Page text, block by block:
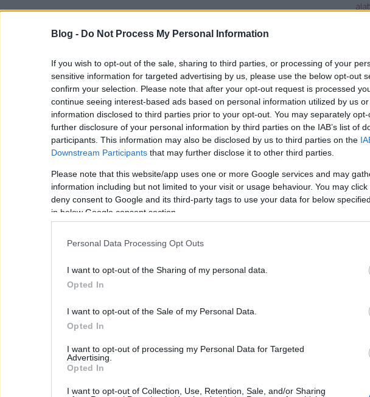
Blog - Do Not Process My Personal Information
If you wish to opt-out of the sale, sharing to third parties, or processing of your
sensitive information for targeted advertising by us, please use the below opt-out
confirm your selection. Please note that after your opt-out request is processed
continue seeing interest-based ads based on personal information utilized by us
information disclosed to third parties prior to your opt-out. You may separately
further disclosure of your personal information by third parties on the IAB’s list of
participants. This information may also be disclosed by us to third parties on the
Downstream Participants that may further disclose it to other third parties.
Please note that this website/app uses one or more Google services and may
information including but not limited to your visit or usage behaviour. You may
deny consent to Google and its third-party tags to use your data for below
in below Google consent section.
Personal Data Processing Opt Outs
I want to opt-out of the Sharing of my personal data.
Opted In
I want to opt-out of the Sale of my Personal Data.
Opted In
I want to opt-out of processing my Personal Data for Targeted
Advertising.
Opted In
I want to opt-out of Collection, Use, Retention, Sale, and/or Sharing